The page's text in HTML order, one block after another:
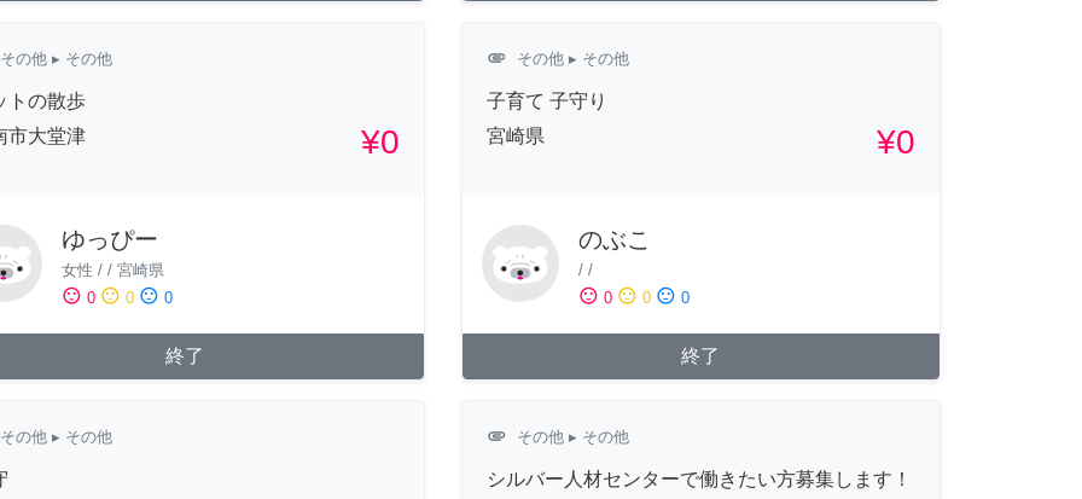
その他 ▸ その他
トの散歩
市大堂津
¥0
ゆっぴー
女性 / / 宮崎県
sentiment_satisfied 0 sentiment_neutral 0 sentiment_dissatisfied 0
終了
attachment その他▸ その他
子育て 子守り
宮崎県
¥0
のぶこ
/ /
sentiment_satisfied 0 sentiment_neutral 0 sentiment_dissatisfied 0
終了
その他 ▸ その他 attachment その他▸ その他
シルバー人材センターで働きたい方募集します！